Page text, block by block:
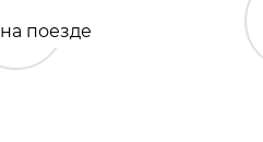
на поезде